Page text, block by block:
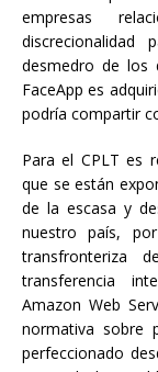
empresas
desmedro de los
FaceApp es
podría compartir
Para el CPLT es
que se están
de la escasa y
nuestro país,
transfronteriza
transferencia
Amazon Web
normativa sobre
perfeccionado